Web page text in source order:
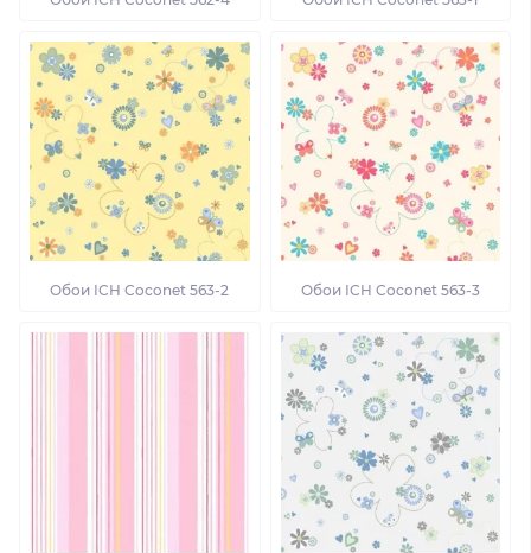
Обои ICH Coconet 563-2 Обои ICH Coconet 563-3